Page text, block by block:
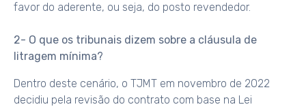
favor do aderente, ou seja, do posto revendedor.
2- O que os tribunais dizem sobre a cláusula de
litragem mínima?
Dentro deste cenário, o TJMT em novembro de 2022
decidiu pela revisão do contrato com base na Lei